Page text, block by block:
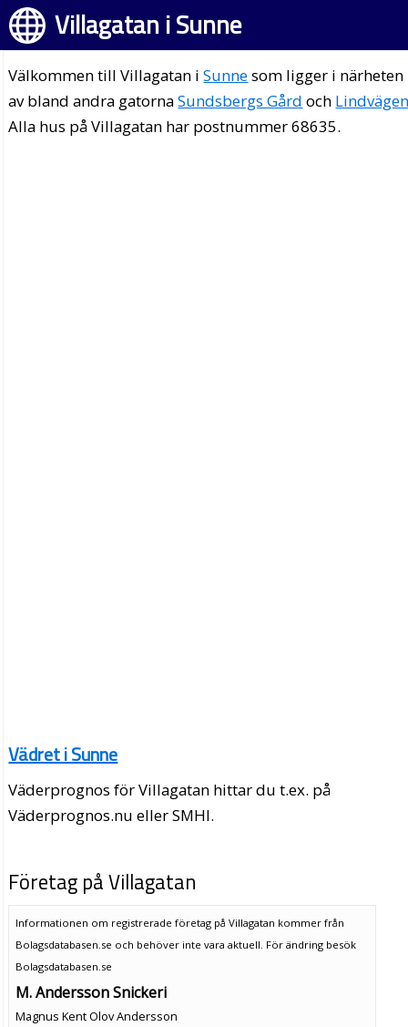
Villagatan i Sunne
Välkommen till Villagatan iSunnesom ligger i närheten
av bland andra gatornaSundsbergs Gård och
Alla hus på Villagatan har postnummer 68635.
Vädret i Sunne
Väderprognos för Villagatan hittar du t.ex. på
Väderprognos.nu eller SMHI.
Företag på Villagatan
Informationen om registrerade företag på Villagatan kommer från
Bolagsdatabasen.se och behöver inte vara aktuell. För ändring besök
Bolagsdatabasen.se
M. Andersson Snickeri
Magnus Kent Olov Andersson